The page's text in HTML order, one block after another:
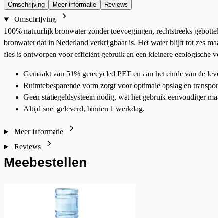
Omschrijving Meer informatie Reviews
Omschrijving
100% natuurlijk bronwater zonder toevoegingen, rechtstreeks
bronwater dat in Nederland verkrijgbaar is. Het water blijft tot zes
fles is ontworpen voor efficiënt gebruik en een kleinere ecologische
Gemaakt van 51% gerecycled PET en aan het einde van de
Ruimtebesparende vorm zorgt voor optimale opslag en
Geen statiegeldsysteem nodig, wat het gebruik eenvoudiger
Altijd snel geleverd, binnen 1 werkdag.
Meer informatie
Reviews
Meebestellen